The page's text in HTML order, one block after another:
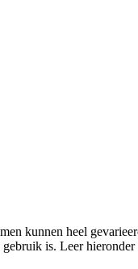
kunnen heel
is. Leer